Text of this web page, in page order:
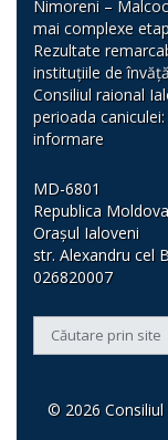
Nimoreni –
mai complexe
Rezultate
instituțiile de
Consiliul raional
perioada
informare
MD-6801
Republica Moldova
Orașul Ialoveni
str. Alexandru cel
026820007
© 2026